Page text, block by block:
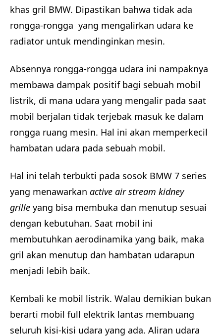
khas gril BMW. Dipastikan bahwa tidak ada
rongga-rongga yang mengalirkan udara ke
radiator untuk mendinginkan mesin.
Absennya rongga-rongga udara ini nampaknya
membawa dampak positif bagi sebuah mobil
listrik, di mana udara yang mengalir pada saat
mobil berjalan tidak terjebak masuk ke dalam
rongga ruang mesin. Hal ini akan memperkecil
hambatan udara pada sebuah mobil.
Hal ini telah terbukti pada sosok BMW 7 series
yang menawarkan active air stream kidney
grille yang bisa membuka dan menutup sesuai
dengan kebutuhan. Saat mobil ini
membutuhkan aerodinamika yang baik, maka
gril akan menutup dan hambatan udarapun
menjadi lebih baik.
Kembali ke mobil listrik. Walau demikian bukan
berarti mobil full elektrik lantas membuang
seluruh kisi-kisi udara yang ada. Aliran udara